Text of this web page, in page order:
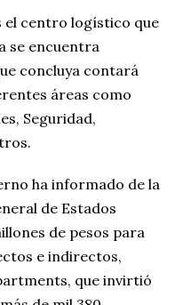
el centro logístico que
se encuentra
concluya contará
áreas como
Seguridad,
ha informado de la
de Estados
de pesos para
e indirectos,
que invirtió